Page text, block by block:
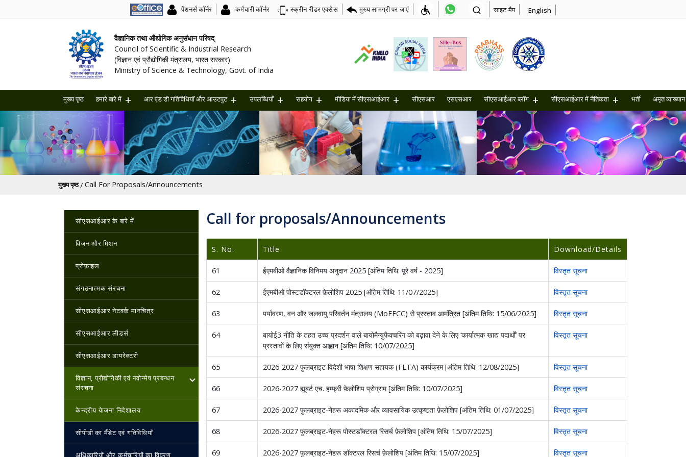
पेंशनर्स कॉर्नर कर्मचारी कॉर्नर स्क्रीन रीडर एक्सेस मुख्य सामग्री पर जाएं साइट मैप English
वैज्ञानिक तथा औद्योगिक अनुसंधान परिषद्
Council of Scientific & Industrial Research
(विज्ञान एवं प्रौद्योगिकी मंत्रालय, भारत सरकार)
Ministry of Science & Technology, Govt. of India
मुख्य पृष्ठ हमारे बारे में आर एंड डी गतिविधियॉ और आउटपुट उपलब्धियाँ सहयोग मीडिया में सीएसआईआर सीएसआर एसएसआर सीएसआईआर ब्लॉग सीएसआईआर में नैतिकता भर्ती अमृत ​​व्याख्यान
पग चिन्ह
मुख्य पृष्ठ Call For Proposals/Announcements
Main navigation
सीएसआईआर के बारे में
विजन और मिशन
प्रोफ़ाइल
संगठनात्मक संरचना
सीएसआईआर नेटवर्क मानचित्र
सीएसआईआर लीडर्स
सीएसआईआर डायरेक्टरी
विज्ञान, प्रौद्योगिकी एवं नवोन्‍मेष प्रबन्‍धन
संरचना
केन्‍द्रीय येाजना निदेशालय
सीपीडी का मैंडेट एवं गतिविधियाँ
अधिकारियों और कर्मचारियों का विवरण
Call for proposals/Announcements
S. No. Title Download/Details
61 ईएमबीओ वैज्ञानिक विनिमय अनुदान 2025 [अंतिम तिथि: पूरे वर्ष - 2025] विस्तृत सूचना
62 ईएमबीओ पोस्टडॉक्टरल फ़ेलोशिप 2025 [अंतिम तिथि: 11/07/2025] विस्तृत सूचना
63 पर्यावरण, वन और जलवायु परिवर्तन मंत्रालय (MoEFCC) से प्रस्ताव आमंत्रित [अंतिम तिथि: 15/06/2025] विस्तृत सूचना
64
बायोई3 नीति के तहत उच्च प्रदर्शन वाले बायोमैन्युफैक्चरिंग को बढ़ावा देने के लिए ‘कार्यात्मक खाद्य पदार्थों’ पर
प्रस्तावों के लिए संयुक्त आह्वान [अंतिम तिथि: 10/07/2025]
विस्तृत सूचना
65 2026-2027 फुलब्राइट विदेशी भाषा शिक्षण सहायक (FLTA) कार्यक्रम [अंतिम तिथि: 12/08/2025] विस्तृत सूचना
66 2026-2027 ह्यूबर्ट एच. हम्फ्री फ़ेलोशिप प्रोग्राम [अंतिम तिथि: 10/07/2025] विस्तृत सूचना
67 2026-2027 फुलब्राइट-नेहरू अकादमिक और व्यावसायिक उत्कृष्टता फ़ेलोशिप [अंतिम तिथि: 01/07/2025] विस्तृत सूचना
68 2026-2027 फुलब्राइट-नेहरू पोस्टडॉक्टरल रिसर्च फ़ेलोशिप [अंतिम तिथि: 15/07/2025] विस्तृत सूचना
69 2026-2027 फुलब्राइट-नेहरू डॉक्टरल रिसर्च फ़ेलोशिप [अंतिम तिथि: 15/07/2025] विस्तृत सूचना